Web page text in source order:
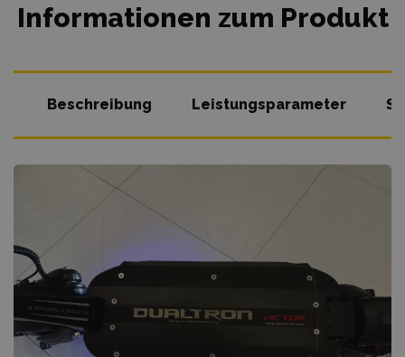
Informationen zum Produkt
Beschreibung Leistungsparameter